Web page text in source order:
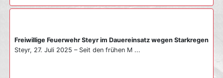
Freiwillige Feuerwehr Steyr im Dauereinsatz wegen Starkregen
Steyr, 27. Juli 2025 – Seit den frühen M ...